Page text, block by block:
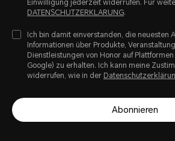
Einwilligung jederzeit widerrufen. Fur
DATENSCHUTZERKLARUNG.
Ich bin damit einverstanden, die neuesten
Informationen über Produkte,
Dienstleistungen von Honor auf
Google) zu erhalten. Ich kann meine
widerrufen, wie in der
Abonnieren